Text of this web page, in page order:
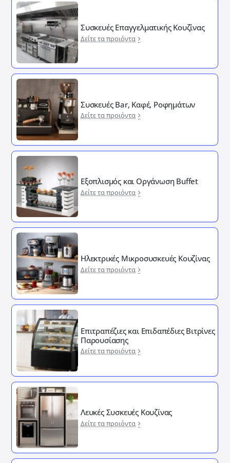
Συσκευές Επαγγελματικής Κουζίνας
Δείτε τα προιόντα
Συσκευές Bar, Καφέ, Ροφημάτων
Δείτε τα προιόντα
Εξοπλισμός και Οργάνωση Buffet
Δείτε τα προιόντα
Ηλεκτρικές Μικροσυσκευές Κουζίνας
Δείτε τα προιόντα
Επιτραπέζιες και Επιδαπέδιες Βιτρίνες
Παρουσίασης
Δείτε τα προιόντα
Λευκές Συσκευές Κουζίνας
Δείτε τα προιόντα